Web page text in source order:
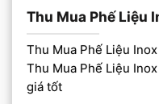
Thu Mua Phế Liệu
Thu Mua Phế Liệu
Thu Mua Phế Liệu
giá tốt